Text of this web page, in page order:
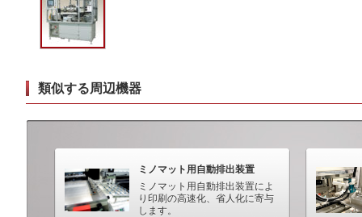
類似する周辺機器
ミノマット用自動排出装置
ミノマット用自動排出装置によ
り印刷の高速化、省人化に寄与
します。